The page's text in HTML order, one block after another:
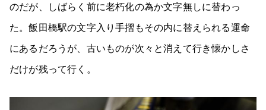
のだが、しばらく前に老朽化の為か文字無しに替わっ
た。飯田橋駅の文字入り手摺もその内に替えられる運命
にあるだろうが、古いものが次々と消えて行き懐かしさ
だけが残って行く。